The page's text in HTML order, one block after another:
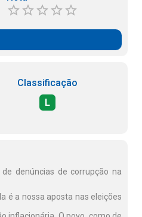
Classificação
L
denúncias de corrupção na
é a nossa aposta nas eleições